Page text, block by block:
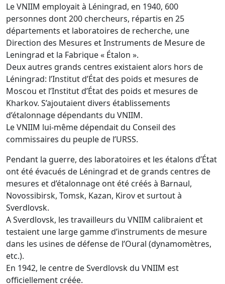
Le VNIIM employait à Léningrad, en 1940, 600
personnes dont 200 chercheurs, répartis en 25
départements et laboratoires de recherche, une
Direction des Mesures et Instruments de Mesure de
Leningrad et la Fabrique « Étalon ».
Deux autres grands centres existaient alors hors de
Léningrad: l’Institut d’État des poids et mesures de
Moscou et l’Institut d’État des poids et mesures de
Kharkov. S’ajoutaient divers établissements
d’étalonnage dépendants du VNIIM.
Le VNIIM lui-même dépendait du Conseil des
commissaires du peuple de l’URSS.
Pendant la guerre, des laboratoires et les étalons d’État
ont été évacués de Léningrad et de grands centres de
mesures et d’étalonnage ont été créés à Barnaul,
Novossibirsk, Tomsk, Kazan, Kirov et surtout à
Sverdlovsk.
A Sverdlovsk, les travailleurs du VNIIM calibraient et
testaient une large gamme d’instruments de mesure
dans les usines de défense de l’Oural (dynamomètres,
etc.).
En 1942, le centre de Sverdlovsk du VNIIM est
officiellement créée.